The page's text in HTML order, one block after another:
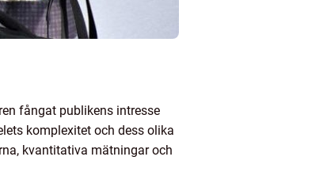
fångat publikens intresse
komplexitet och dess olika
kvantitativa mätningar och